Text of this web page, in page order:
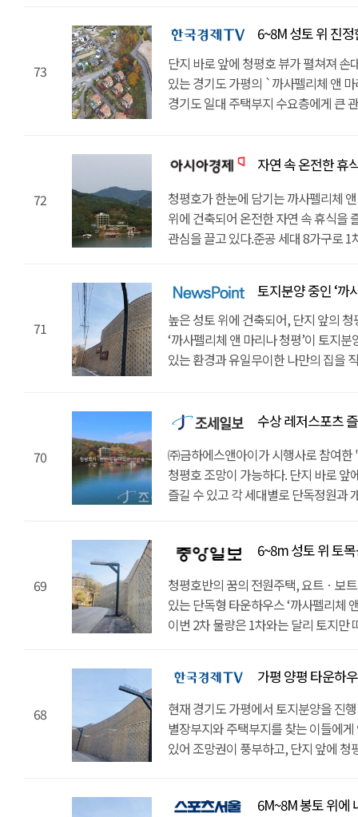
스포츠도 즐길 수 있어, 클럽 티파니
있다. 또한, 단지 15분 거리에 대형 골
부족함이 없다. 해당 단지 1차 까사펠
8세대와 토지 6세대를 분양 중이며 토
마쳤고 건축허가가 완료되어 매입 이
두어 요트라이프를 실현할 수 있게 했
조망을 누릴 수 있다. 총 20세대가 들
설치해 보안을 높인 단독형 타운하우
가능하고, 신선봉 등산로와 인접하여
내 바로 주택 건축이 가능하다. 단독
인접하고 있어 된섬의 호기를 누릴 수
본 계약은 2019년 3월 1일 예정이다.
가능한 프라이빗 단지로 완성했다. 경
뛰어난 교통편과 함께 용이 문 여의주
보인다"고 밝히며 "가격이나 입지를
이점이 있어 신흥 부촌을 형성할 것이
화덕이 제공된다. 상류층의 수요가 잇
‘까사펠리체 앤 마리나 청평’은 준공
구성되어 있다. 사룡리는 ‘용 용龍’자
용의 형상을 띄고 있다. 위편으로 뻗
까사펠리체 1차 단지는 용이 문 ‘여의
상징하는 핵심 길지이다. 일대에서는
없는 상당한 가치를 자랑한다. 명당
수요가 이어졌다. 더불어 맑고 좋은
현재까지도 유명 정재계 인사의 별장
단지는 청평호를 마주한 덕에 모든
다양한 레저 스포츠를 즐길 수 있다.
위 토목 공사를 마친 상황이다. 전선
막힘 없는 청평호 전경을 누릴 수 있다
포레스트 청평’은 현재 사전 청약에
매일 아침 싱그러운 에너지를 충전할
부족함이 없다. 1차 단지와도 인접한
해당 단지는 총 20개 가구로 구성됐
가능하다. 평 당 170만 원 선으로 토지
둔 클럽 티파니, K26 등의 수상레저
골프CC을 이용할 수 있으면서도 상당
1일로 예정되어 있다.까사펠리체 3
단지이다. 각 단지는 차량 약 1분 내외
잔잔한 운치를 만끽할 수 있다.경기도
“까사펠리체 1,2,3차 단지는 뛰어난
밝혔다. 또한 “특히 1차 단지인 ‘가평
73
6~8M 성토 위 진정한 전
단지 바로 앞에 청평호 뷰가 펼쳐져
있는 경기도 가평의 `까사펠리체 앤
경기도 일대 주택부지 수요층에게 큰
196평부터 225평까지 계획되어 있는
보안이 뛰어나다는 장점이 있다. 전
타운하우스 가평 까사펠리체 앤 마리
주거용도로도 탁월하다. 경기도 전원
편리하다. 주변 생활 인프라도 차량
편안하게 거주 가능하다. 대표적으로
면사무소, 대형마트 등과 같은 교육,
있다. 까사펠리체 앤 마리나 청평 앞
탁 트인 뷰를 즐길 수 있는 것은 물론,
약 25대의 요트와 보트를 보관할 수
프리스틴밸리, 마이다스밸리와 같은
아니라 지상레저도 누릴 수 있다. 가평
이점은 나만의 감성을 담은 집을 완성
원하는 대로 커스텀한 단 하나의 주
단독 정원과 개별 수영장을 비롯해,
시스템, 관리비 절감 가능한 지열 냉
앤 마리나 청평 분양 관계자는 "전원
토목 공사와 건축 허가가 완료된 가평
72
자연 속 온전한 휴식 담은 '까
청평호가 한눈에 담기는 까사펠리체
위에 건축되어 온전한 자연 속 휴식을
관심을 끌고 있다.준공 세대 8가구로
지니고 있어 경기도 양평, 가평, 청평
알아보시는 분들께 탁월한 주거공간
설악 ic까지 30분 거리이기에 서울 강
주목받는 경기도 전원주택 부지이다.
대형마트 등의 생활 인프라도 차량
까사펠리체 앤 마리나 청평은 국내 최
있으며, 단지 앞의 클럽 티파니를 비
수 있다. 7M 높이의 실내 계류장에는
마이다스밸리와 같은 유명 대형 골프
있다.가평 까사펠리체 앤 마리나 청평
구성된 높은 봉토 위에 프라이빗한 맞
마찰이 적을 것으로 예상된다. 원하는
가평 까사펠리체 앤 마리나 청평은
개별 정원을 두실 수 있고, 실내에 스
전원생활을 즐길 수 있다는 것이 분양
마리나 청평 분양 관계자는, “'까사펠
럭셔리앤하우스에서 분양이 진행 중
하나의 전원주택을 세울 수 있다"라
71
토지분양 중인 ‘까사펠리체 앤
높은 성토 위에 건축되어, 단지 앞의
‘까사펠리체 앤 마리나 청평’이 토지
있는 환경과 유일무이한 나만의 집을
196평부터 225평까지 계획되었고,
높은 성토 위에 건축되어 세대 간의 마
또한 단지 내에는 지중화 공사로 인해
매설하여서, 막힘없이 탁 트인 청평호
선에서 이 곳을 분양할 수 있다.서울
전원주택 부지이다. 성수대교에서 설
35분 거리로 도착한다. 단지 내에 8M
편리하고, 출퇴근이 가능해 주 주거
거리에는 청심국제중고등학교를 포
‘까사펠리체앤마리나청평’은 국내
있다. 때문에 단지 앞의 클럽 티파니
만끽할 수 있다. 7M 높이의 실내 정박
1년에 한번 일정 비용을 지불할 경우
제공되어 쾌적한 요트라이프가 가능
마지막으로 가평 건축부지는 내가 원
70
수상 레저스포츠 즐
㈜금하에스앤아이가 시행사로 참여
청평호 조망이 가능하다. 단지 바로
즐길 수 있고 각 세대별로 단독정원과
+수영장과 바비큐 화덕 24평), B타입
+수영장과 바비큐 화덕 18평)이며 오
199평 건평188평) 등 4가지 타입으로
방식으로 건축 가능하도록 토목공사
등의 교육시설과 청심국제병원, 파출
시스템이 도입돼 원격제어가 가능하
기대된다. ?단지는 국내 첫 요트·보트
정박장에는 25대 정도의 요트를 보관
69
6~8m 성토 위 토목공
청평호반의 꿈의 전원주택, 요트ㆍ보
있는 단독형 타운하우스 ‘까사펠리체
이번 2차 물량은 1차와는 달리 토지만
건축허가를 완료한 상태여서 계약 즉
위에 주택을 건축할 수 있어 세대 간의
보안이 좋아 프라이빗한 전원생활을
설명이다. 필지별 면적은 196평부터
가능하다"고 말했다.까사펠리체 앤
68
가평 양평 타운하우스형 전원주택
현재 경기도 가평에서 토지분양을 진
별장부지와 주택부지를 찾는 이들에
있어 조망권이 풍부하고, 단지 앞에
뛰어나서 프라이빗한 생활이 가능하
6M~8M 봉토 위에 내 집 마련